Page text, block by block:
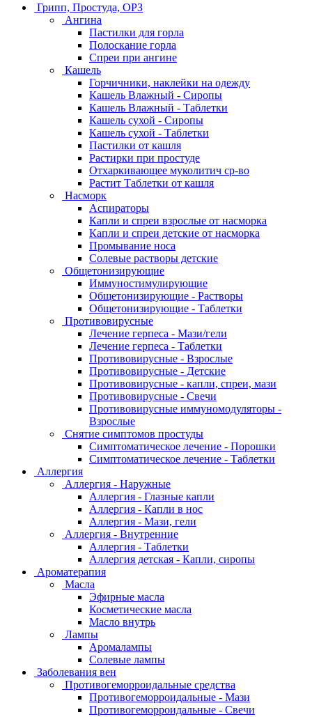
Грипп, Простуда, ОРЗ
Ангина
Пастилки для горла
Полоскание горла
Спреи при ангине
Кашель
Горчичники, наклейки на одежду
Кашель Влажный - Сиропы
Кашель Влажный - Таблетки
Кашель сухой - Сиропы
Кашель сухой - Таблетки
Пастилки от кашля
Растирки при простуде
Отхаркивающее муколитич ср-во
Растит Таблетки от кашля
Насморк
Аспираторы
Капли и спреи взрослые от насморка
Капли и спреи детские от насморка
Промывание носа
Солевые растворы детские
Общетонизирующие
Иммуностимулирующие
Общетонизирующие - Растворы
Общетонизирующие - Таблетки
Противовирусные
Лечение герпеса - Мази/гели
Лечение герпеса - Таблетки
Противовирусные - Взрослые
Противовирусные - Детские
Противовирусные - капли, спреи, мази
Противовирусные - Свечи
Противовирусные иммуномодуляторы -
Взрослые
Снятие симптомов простуды
Симптоматическое лечение - Порошки
Симптоматическое лечение - Таблетки
Аллергия
Аллергия - Наружные
Аллергия - Глазные капли
Аллергия - Капли в нос
Аллергия - Мази, гели
Аллергия - Внутренние
Аллергия - Таблетки
Аллергия детская - Капли, сиропы
Ароматерапия
Масла
Эфирные масла
Косметические масла
Масло внутрь
Лампы
Аромалампы
Солевые лампы
Заболевания вен
Противогеморроидальные средства
Противогеморроидальные - Мази
Противогеморроидальные - Свечи